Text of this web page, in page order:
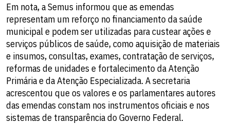
Em nota, a Semus informou que as emendas
representam um reforço no financiamento da saúde
municipal e podem ser utilizadas para custear ações e
serviços públicos de saúde, como aquisição de materiais
e insumos, consultas, exames, contratação de serviços,
reformas de unidades e fortalecimento da Atenção
Primária e da Atenção Especializada. A secretaria
acrescentou que os valores e os parlamentares autores
das emendas constam nos instrumentos oficiais e nos
sistemas de transparência do Governo Federal.